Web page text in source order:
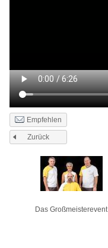
Empfehlen
Zurück
Das Großmeisterevent
Seiten